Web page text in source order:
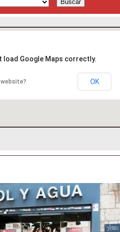
load Google Maps correctly.
OK